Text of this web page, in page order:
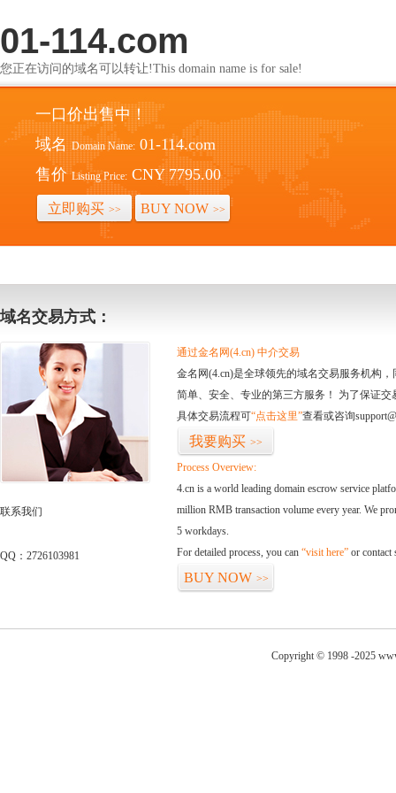
01-114.com
您正在访问的域名可以转让!This domain name is for sale!
一口价出售中！
域名 Domain Name: 01-114.com
售价 Listing Price: CNY 7795.00
立即购买 >> BUY NOW >>
域名交易方式：
联系我们
QQ：2726103981
通过金名网(4.cn) 中介交易
金名网(4.cn)是全球领先的域名交易服务机构
简单、安全、专业的第三方服务！ 为了保证
具体交易流程可“点击这里”查看或咨询
我要购买 >>
Process Overview:
4.cn is a world leading domain escrow service
million RMB transaction volume every year. We
5 workdays.
For detailed process, you can “visit here” or contact
BUY NOW >>
Copyright © 1998 -2025